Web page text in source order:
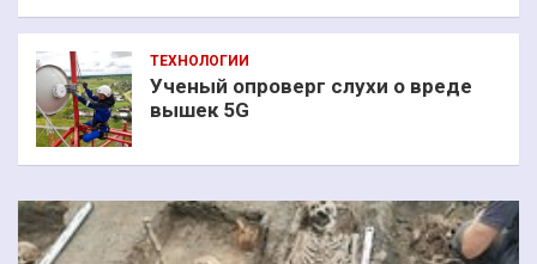
ТЕХНОЛОГИИ
Ученый опроверг слухи о вреде
вышек 5G